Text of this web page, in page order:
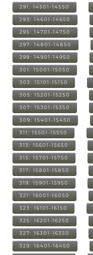
291: 14501-14550
293: 14601-14650
295: 14701-14750
297: 14801-14850
299: 14901-14950
301: 15001-15050
303: 15101-15150
305: 15201-15250
307: 15301-15350
309: 15401-15450
311: 15501-15550
313: 15601-15650
315: 15701-15750
317: 15801-15850
319: 15901-15950
321: 16001-16050
323: 16101-16150
325: 16201-16250
327: 16301-16350
329: 16401-16450